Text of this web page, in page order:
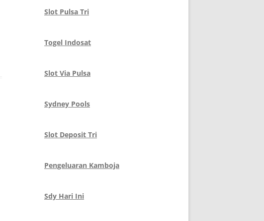
Slot Pulsa Tri
Togel Indosat
Slot Via Pulsa
Sydney Pools
Slot Deposit Tri
Pengeluaran Kamboja
Sdy Hari Ini